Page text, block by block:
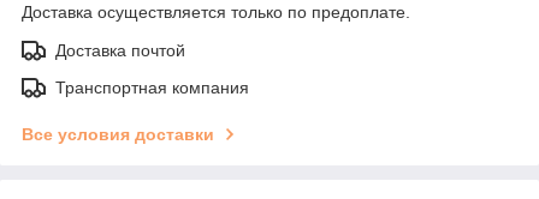
Доставка осуществляется только по предоплате.
Доставка почтой
Транспортная компания
Все условия доставки